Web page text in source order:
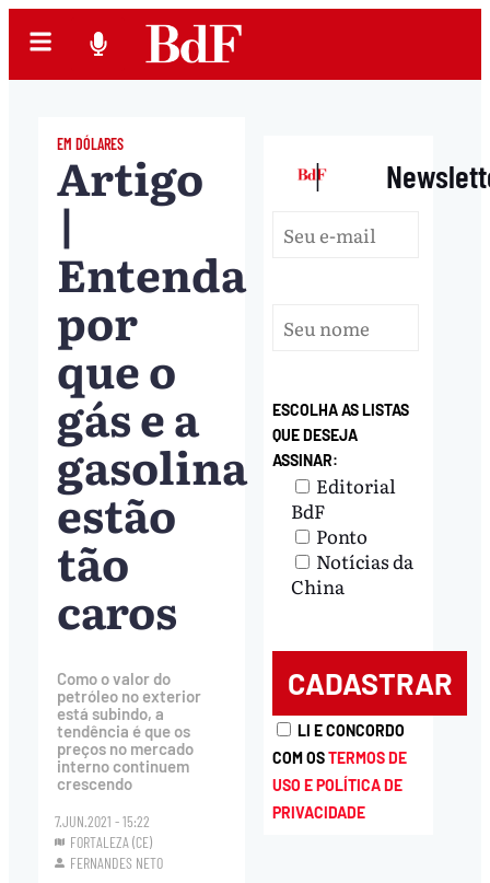
EM DÓLARES
Artigo
|
Entenda
por
que o
gás e a
gasolina
estão
tão
caros
Como o valor do
petróleo no exterior
está subindo, a
tendência é que os
preços no mercado
interno continuem
crescendo
7.JUN.2021 - 15:22
FORTALEZA (CE)
FERNANDES NETO
|
ESCOLHA AS LISTAS
QUE DESEJA
ASSINAR:
Editorial
BdF
Ponto
Notícias da
China
LI E CONCORDO
COM OSTERMOS DE
USO E POLÍTICA DE
PRIVACIDADE